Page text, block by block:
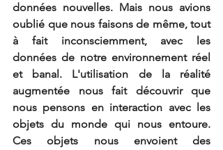
données nouvelles. Mais nous avions
oublié que nous faisons de même, tout
à fait inconsciemment, avec les
données de notre environnement réel
et banal. L'utilisation de la réalité
augmentée nous fait découvrir que
nous pensons en interaction avec les
objets du monde qui nous entoure.
Ces objets nous envoient des